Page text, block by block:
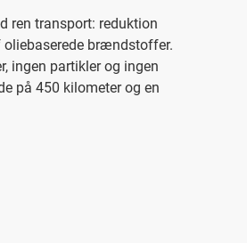
ren transport: reduktion
brændstoffer.
ingen partikler og ingen
på 450 kilometer og en